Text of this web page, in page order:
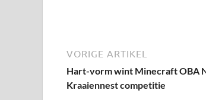
VORIGE ARTIKEL
Hart-vorm wint Minecraft OBA
Kraaiennest competitie